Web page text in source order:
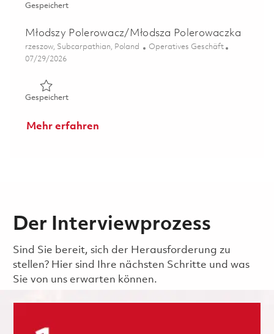
GespeichertGespeichert Mistrz Produkcji / Mistrzyni Produkcji
Młodszy Polerowacz/Młodsza Polerowaczka
Ort
rzeszow, Subcarpathian, Poland Kategorie
Operatives Geschäft
Posted Date
07/29/2026
GespeichertGespeichert Młodszy Polerowacz/Młodsza
Mehr erfahren
Der Interviewprozess
Sind Sie bereit, sich der Herausforderung zu
stellen? Hier sind Ihre nächsten Schritte und was
Sie von uns erwarten können.